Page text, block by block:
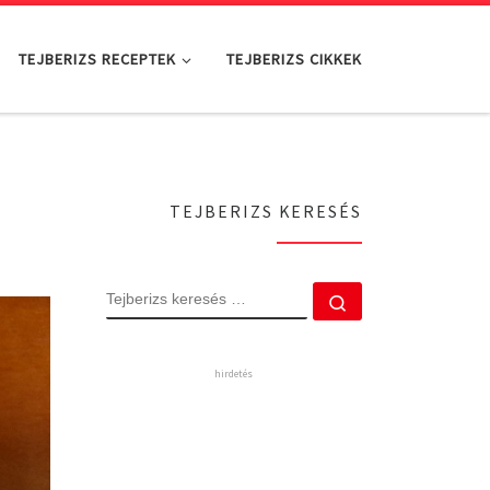
TEJBERIZS RECEPTEK TEJBERIZS CIKKEK
TEJBERIZS KERESÉS
TEJBERIZS
hirdetés